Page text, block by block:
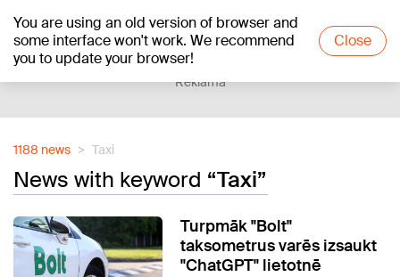
You are using an old version of browser and
some interface won't work. We recommend
you to update your browser!
Close
+21°C
Reklāma
1188 news Taxi
News with keyword “Taxi”
Turpmāk "Bolt"
taksometrus varēs izsaukt
"ChatGPT" lietotnē